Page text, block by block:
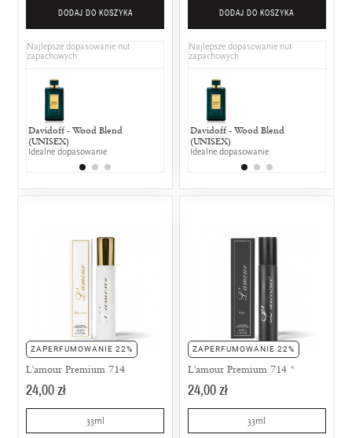
DODAJ DO KOSZYKA
Najlepsze dopasowanie nut
zapachowych
Davidoff - Wood Blend
(UNISEX)
Idealne dopasowanie
Hugo Boss - Soul (UNIKAT)
50% wspólnych nut zapachowych
DODAJ DO KOSZYKA
Najlepsze dopasowanie nut
zapachowych
Davidoff - Wood Blend
(UNISEX)
Idealne dopasowanie
ZAPERFUMOWANIE 22%
L'amour Premium 714
24,00 zł
33ml
ZAPERFUMOWANIE 22%
L'amour Premium 714 *
24,00 zł
33ml